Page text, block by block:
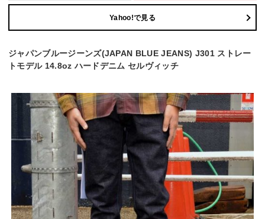
Yahoo!で見る
ジャパンブルージーンズ(JAPAN BLUE JEANS) J301 ストレー
トモデル 14.8oz ハードデニム セルヴィッチ